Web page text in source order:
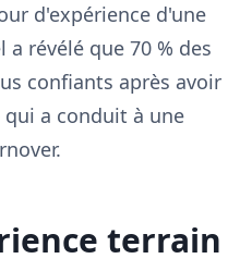
d'expérience d'une
révélé que 70 % des
confiants après avoir
qui a conduit à une
terrain